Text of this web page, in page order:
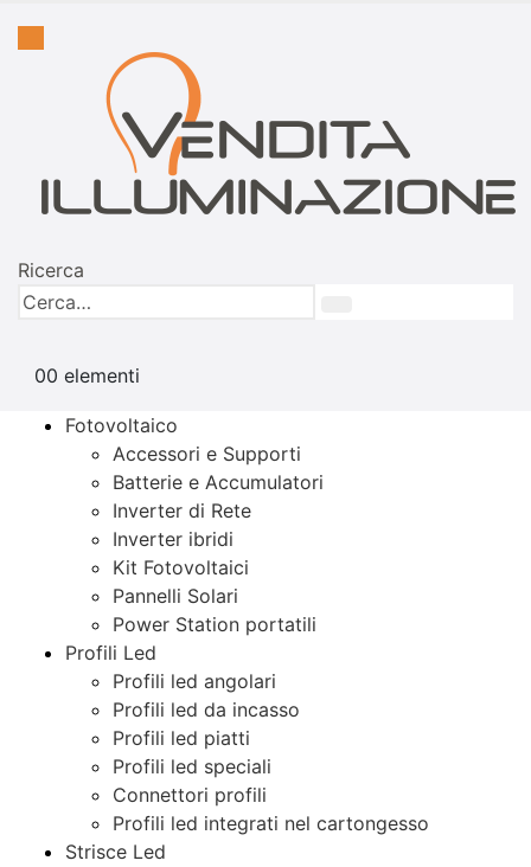
Ricerca
00 elementi
Fotovoltaico
Accessori e Supporti
Batterie e Accumulatori
Inverter di Rete
Inverter ibridi
Kit Fotovoltaici
Pannelli Solari
Power Station portatili
Profili Led
Profili led angolari
Profili led da incasso
Profili led piatti
Profili led speciali
Connettori profili
Profili led integrati nel cartongesso
Strisce Led